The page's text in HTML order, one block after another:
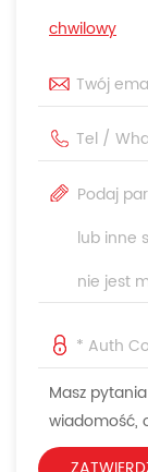
chwilowy
Masz
wiadomość,